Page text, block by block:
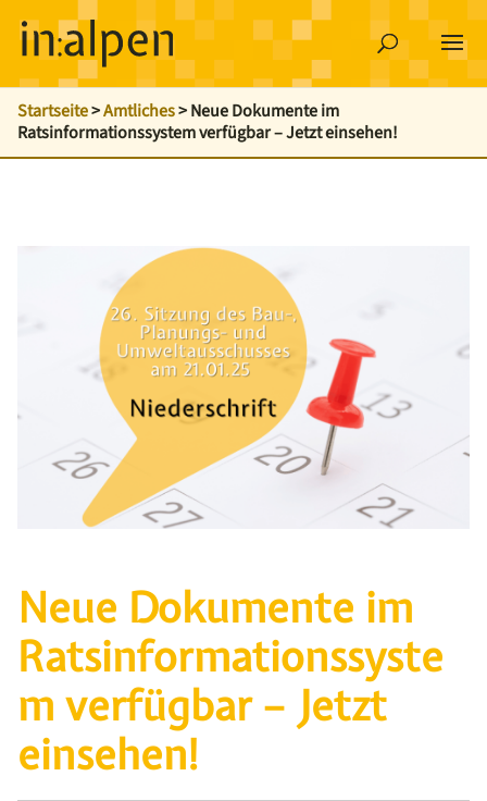
Startseite>Amtliches>Neue Dokumente im
Ratsinformationssystem verfügbar – Jetzt einsehen!
Neue Dokumente im
Ratsinformationssyste
m verfügbar – Jetzt
einsehen!